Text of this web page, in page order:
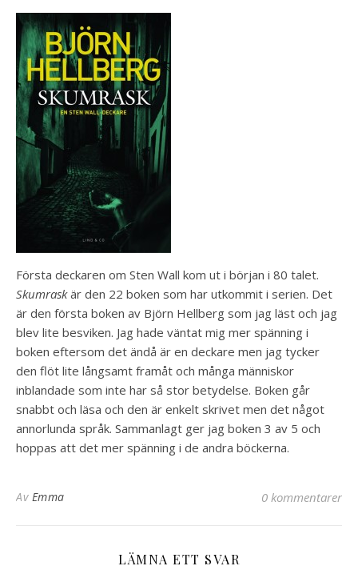
Första deckaren om Sten Wall kom ut i början i 80 talet.
Skumraskär den 22 boken som har utkommit i serien. Det
är den första boken av Björn Hellberg som jag läst och jag
blev lite besviken. Jag hade väntat mig mer spänning i
boken eftersom det ändå är en deckare men jag tycker
den flöt lite långsamt framåt och många människor
inblandade som inte har så stor betydelse. Boken går
snabbt och läsa och den är enkelt skrivet men det något
annorlunda språk. Sammanlagt ger jag boken 3 av 5 och
hoppas att det mer spänning i de andra böckerna.
Av Emma 0 kommentarer
LÄMNA ETT SVAR